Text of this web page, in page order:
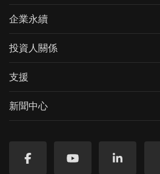
企業永續
投資人關係
支援
新聞中心